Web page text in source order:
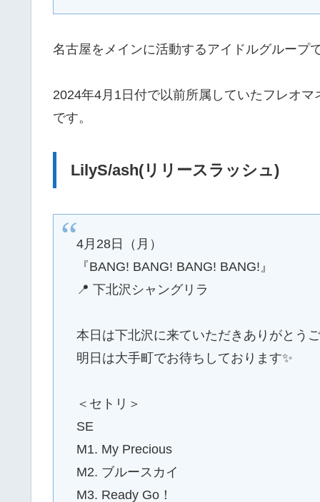
名古屋をメインに活動するアイドルグループ
2024年4月1日付で以前所属していたフレオ
です。
LilyS/ash(リリースラッシュ)
4月28日（月）
『BANG! BANG! BANG! BANG!』
📍 下北沢シャングリラ
本日は下北沢に来ていただきありがとう
明日は大手町でお待ちしております✨
＜セトリ＞
SE
M1. My Precious
M2. ブルースカイ
M3. Ready Go！